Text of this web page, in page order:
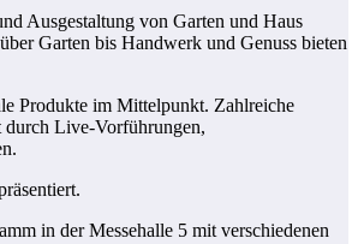
Ausgestaltung von Garten und Haus
Garten bis Handwerk und Genuss bieten
Produkte im Mittelpunkt. Zahlreiche
durch Live-Vorführungen,
in der Messehalle 5 mit verschiedenen